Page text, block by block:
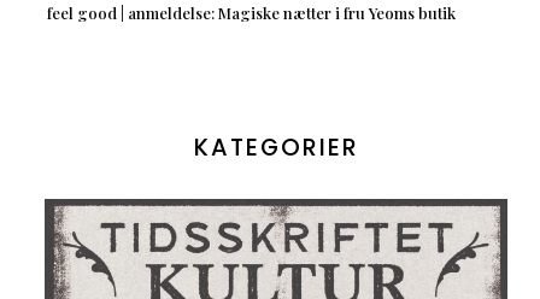
feel good | anmeldelse: Magiske nætter i fru Yeoms butik
KATEGORIER